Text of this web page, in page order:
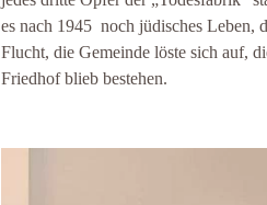
es nach 1945 noch jüdisches Leben,
Flucht, die Gemeinde löste sich auf,
Friedhof blieb bestehen.